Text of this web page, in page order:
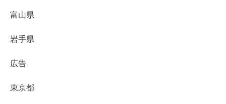
富山県
岩手県
広告
東京都